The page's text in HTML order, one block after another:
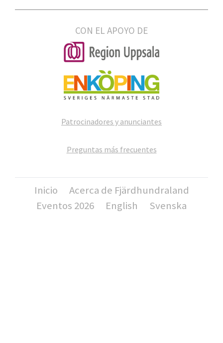
CON EL APOYO DE
Patrocinadores y anunciantes
Preguntas más frecuentes
Inicio
Acerca de Fjärdhundraland
Eventos 2026
English Svenska